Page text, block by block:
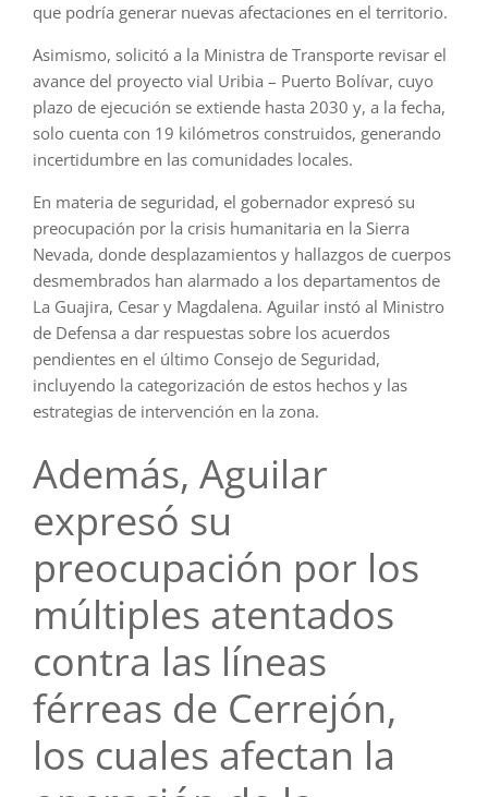
que podría generar nuevas afectaciones en el territorio.
Asimismo, solicitó a la Ministra de Transporte revisar el
avance del proyecto vial Uribia – Puerto Bolívar, cuyo
plazo de ejecución se extiende hasta 2030 y, a la fecha,
solo cuenta con 19 kilómetros construidos, generando
incertidumbre en las comunidades locales.
En materia de seguridad, el gobernador expresó su
preocupación por la crisis humanitaria en la Sierra
Nevada, donde desplazamientos y hallazgos de cuerpos
desmembrados han alarmado a los departamentos de
La Guajira, Cesar y Magdalena. Aguilar instó al Ministro
de Defensa a dar respuestas sobre los acuerdos
pendientes en el último Consejo de Seguridad,
incluyendo la categorización de estos hechos y las
estrategias de intervención en la zona.
Además, Aguilar
expresó su
preocupación por los
múltiples atentados
contra las líneas
férreas de Cerrejón,
los cuales afectan la